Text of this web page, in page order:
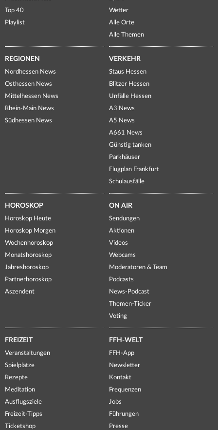
Top 40
Playlist
Wetter
Alle Orte
Alle Themen
REGIONEN
Nordhessen News
Osthessen News
Mittelhessen News
Rhein-Main News
Südhessen News
VERKEHR
Staus Hessen
Blitzer Hessen
Unfälle Hessen
A3 News
A5 News
A661 News
Günstig tanken
Parkhäuser
Flugplan Frankfurt
Schulausfälle
HOROSKOP
Horoskop Heute
Horoskop Morgen
Wochenhoroskop
Monatshoroskop
Jahreshoroskop
Partnerhoroskop
Aszendent
ON AIR
Sendungen
Aktionen
Videos
Webcams
Moderatoren & Team
Podcasts
News-Podcast
Themen-Ticker
Voting
FREIZEIT
Veranstaltungen
Spielplätze
Rezepte
Meditation
Ausflugsziele
Freizeit-Tipps
Ticketshop
FFH-WELT
FFH-App
Newsletter
Kontakt
Frequenzen
Jobs
Führungen
Presse